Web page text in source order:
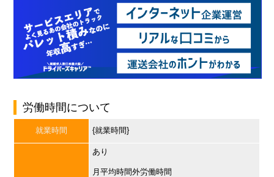
労働時間について
就業時間 {就業時間}
あり
月平均時間外労働時間